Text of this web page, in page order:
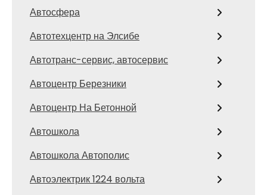
Автосфера
Автотехцентр на Элсибе
Автотранс-сервис, автосервис
Автоцентр Березники
Автоцентр На Бетонной
Автошкола
Автошкола Автополис
Автоэлектрик 1224 вольта